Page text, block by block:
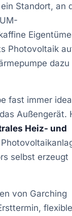
Standort, an
Photovoltaik
dazu
fast immer
Außengerät.
Heiz- und
selbst erzeugt
von Garching
flexible